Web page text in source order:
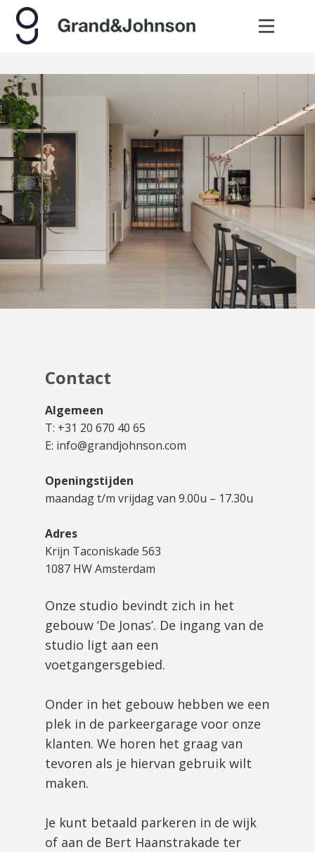
Contact
Algemeen
T: +31 20 670 40 65
E: info@grandjohnson.com
Openingstijden
maandag t/m vrijdag van 9.00u – 17.30u
Adres
Krijn Taconiskade 563
1087 HW Amsterdam
Onze studio bevindt zich in het
gebouw ‘De Jonas’. De ingang van de
studio ligt aan een
voetgangersgebied.
Onder in het gebouw hebben we een
plek in de parkeergarage voor onze
klanten. We horen het graag van
tevoren als je hiervan gebruik wilt
maken.
Je kunt betaald parkeren in de wijk
of aan de Bert Haanstrakade ter